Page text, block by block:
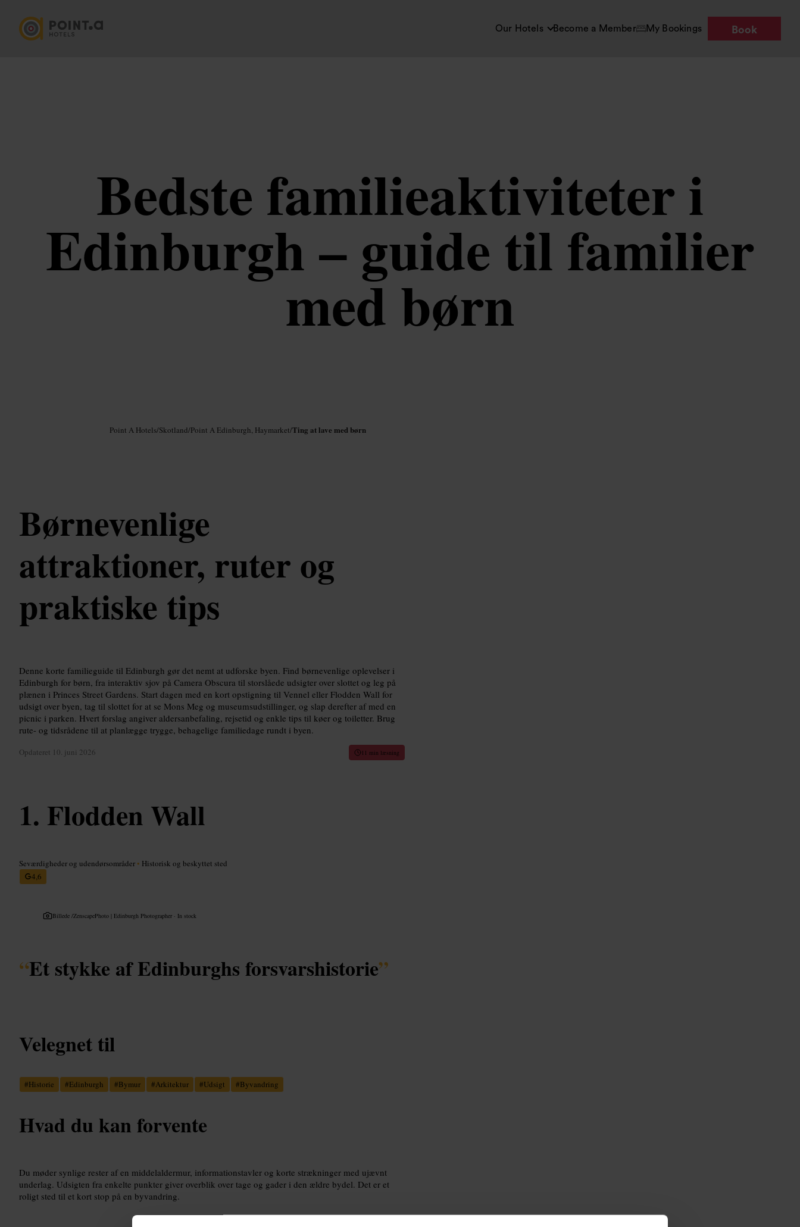
Our Hotels Become a Member My Bookings Book
Bedste familieaktiviteter i
Edinburgh – guide til familier
med børn
Point A Hotels/Skotland/Point A Edinburgh, Haymarket/Ting at lave med børn
Børnevenlige
attraktioner, ruter og
praktiske tips
Denne korte familieguide til Edinburgh gør det nemt at udforske byen. Find børnevenlige oplevelser i
Edinburgh for børn, fra interaktiv sjov på Camera Obscura til storslåede udsigter over slottet og leg på
plænen i Princes Street Gardens. Start dagen med en kort opstigning til Vennel eller Flodden Wall for
udsigt over byen, tag til slottet for at se Mons Meg og museumsudstillinger, og slap derefter af med en
picnic i parken. Hvert forslag angiver aldersanbefaling, rejsetid og enkle tips til køer og toiletter. Brug
rute- og tidsrådene til at planlægge trygge, behagelige familiedage rundt i byen.
Opdateret 10. juni 2026 11 min læsning
Flodden Wall
Seværdigheder og udendørsområder • Historisk og beskyttet sted
4,6
Billede /ZenscapePhoto | Edinburgh Photographer · In stock
“Et stykke af Edinburghs forsvarshistorie”
Velegnet til
#Historie #Edinburgh #Bymur #Arkitektur #Udsigt #Byvandring
Hvad du kan forvente
Du møder synlige rester af en middelaldermur, informationstavler og korte strækninger med ujævnt
underlag. Udsigten fra enkelte punkter giver overblik over tage og gader i den ældre bydel. Det er et
roligt sted til et kort stop på en byvandring.